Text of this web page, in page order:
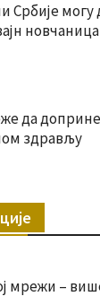
Србије могу
да
здрављу
мрежи –